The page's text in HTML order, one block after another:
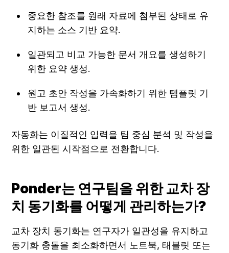
중요한 참조를 원래 자료에 첨부된 상태로 유
지하는 소스 기반 요약.
일관되고 비교 가능한 문서 개요를 생성하기
위한 요약 생성.
원고 초안 작성을 가속화하기 위한 템플릿 기
반 보고서 생성.
자동화는 이질적인 입력을 팀 중심 분석 및 작성을
위한 일관된 시작점으로 전환합니다.
Ponder는 연구팀을 위한 교차 장
치 동기화를 어떻게 관리하는가?
교차 장치 동기화는 연구자가 일관성을 유지하고
동기화 충돌을 최소화하면서 노트북, 태블릿 또는